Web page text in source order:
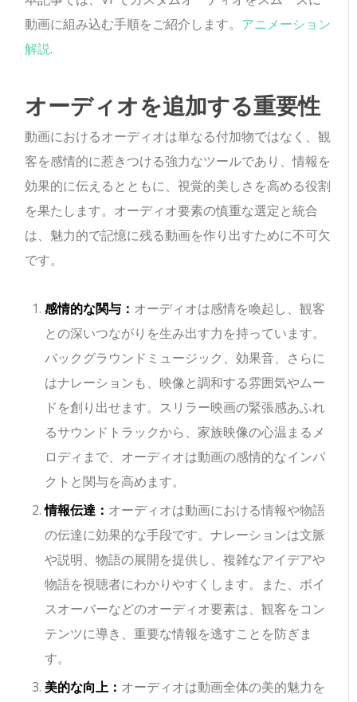
動画に組み込む手順をご紹介します。 アニメーション
解説.
オーディオを追加する重要性
動画におけるオーディオは単なる付加物ではなく、観
客を感情的に惹きつける強力なツールであり、情報を
効果的に伝えるとともに、視覚的美しさを高める役割
を果たします。オーディオ要素の慎重な選定と統合
は、魅力的で記憶に残る動画を作り出すために不可欠
です。
感情的な関与： オーディオは感情を喚起し、観客
との深いつながりを生み出す力を持っています。
バックグラウンドミュージック、効果音、さらに
はナレーションも、映像と調和する雰囲気やムー
ドを創り出せます。スリラー映画の緊張感あふれ
るサウンドトラックから、家族映像の心温まるメ
ロディまで、オーディオは動画の感情的なインパ
クトと関与を高めます。
情報伝達： オーディオは動画における情報や物語
の伝達に効果的な手段です。ナレーションは文脈
や説明、物語の展開を提供し、複雑なアイデアや
物語を視聴者にわかりやすくします。また、ボイ
スオーバーなどのオーディオ要素は、観客をコン
テンツに導き、重要な情報を逃すことを防ぎま
す。
美的な向上： オーディオは動画全体の美的魅力を